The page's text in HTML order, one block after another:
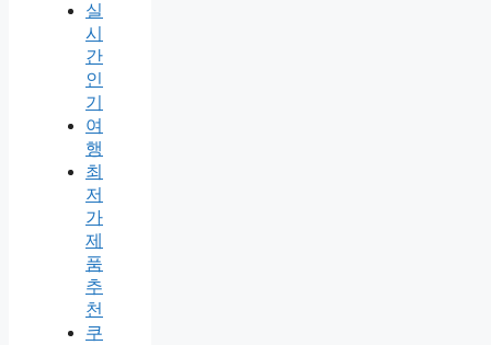
실
시
간
인
기
여
행
최
저
가
제
품
추
천
쿠